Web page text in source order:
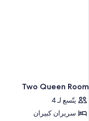
Two Queen Room
يتّسع لـ 4
سريران كبيران